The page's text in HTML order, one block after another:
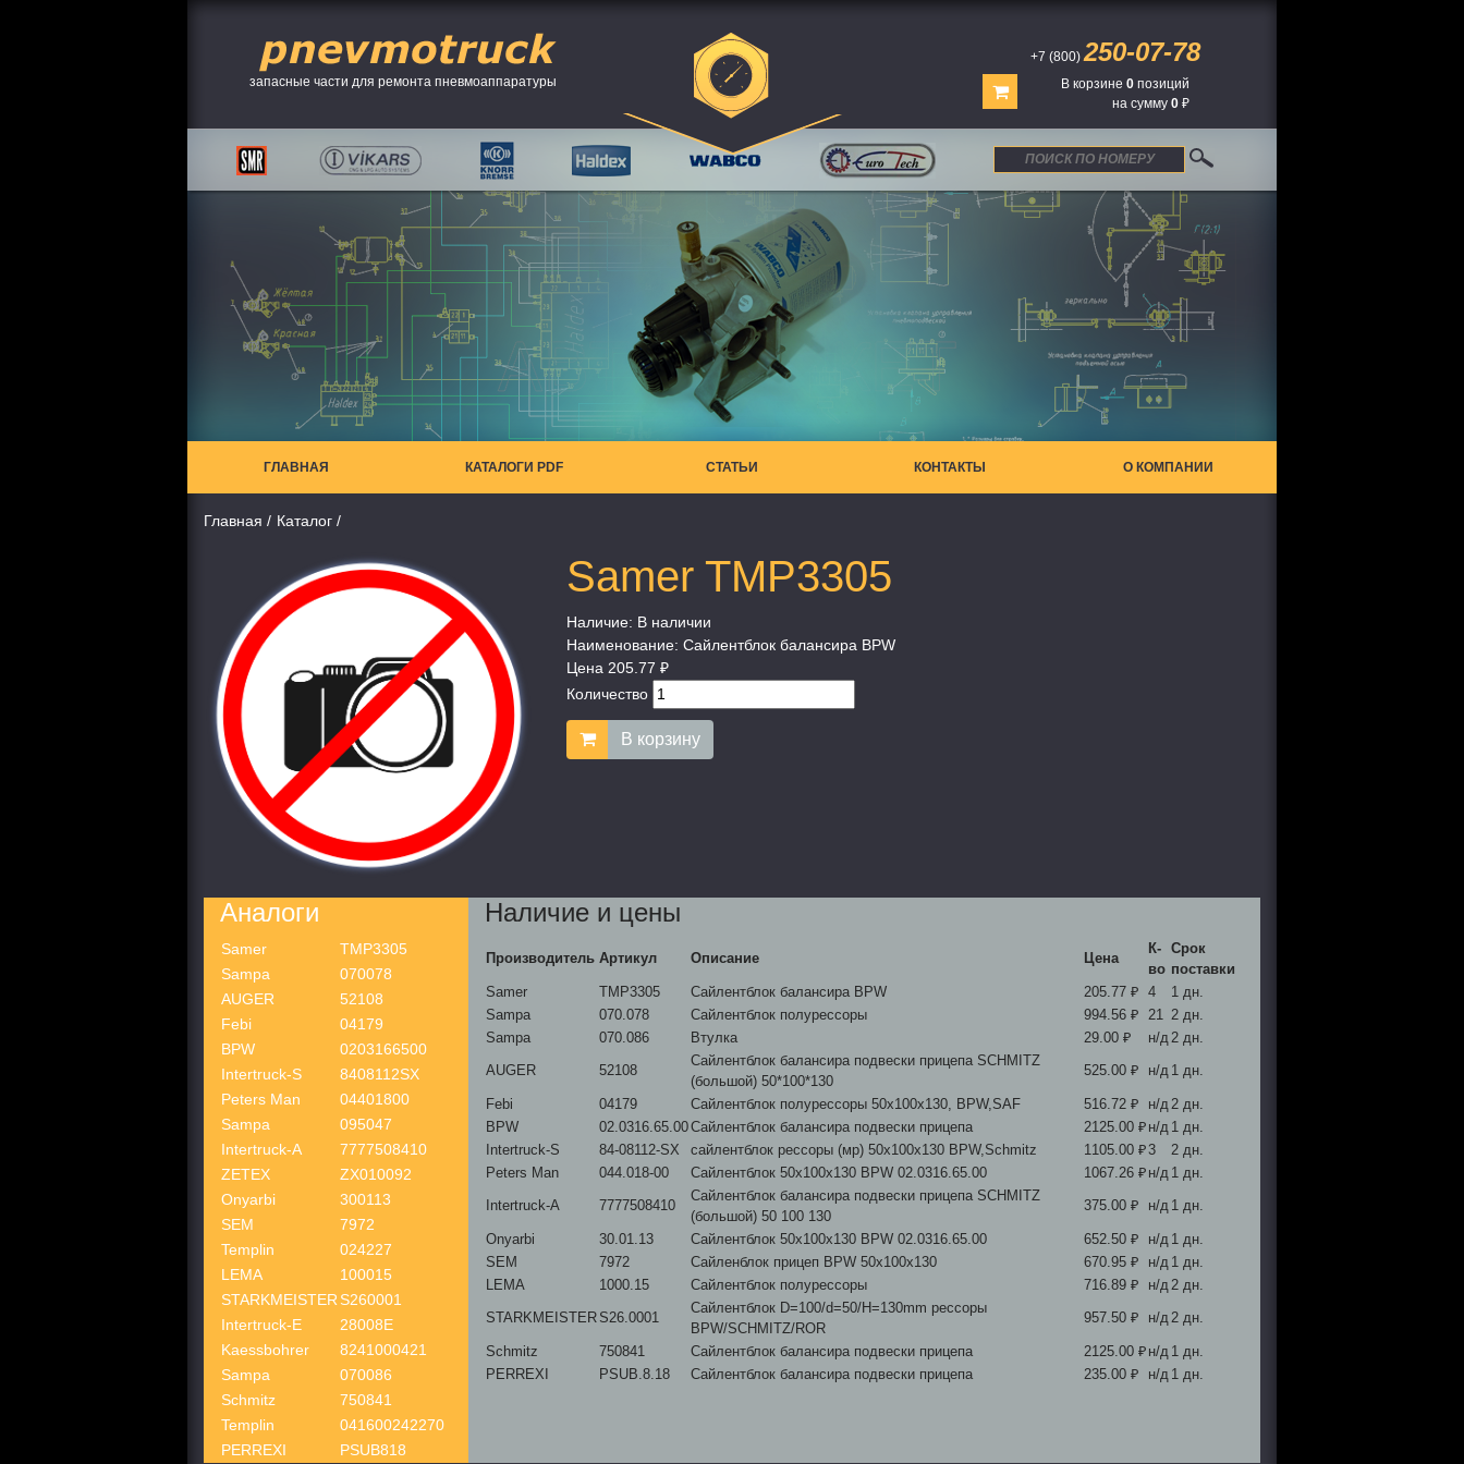
запасные части для ремонта пневмоаппаратуры
+7 (800)250-07-78
В корзине 0 позиций
на сумму 0 ₽
ГЛАВНАЯ КАТАЛОГИ PDF СТАТЬИ КОНТАКТЫ О КОМПАНИИ
Главная Каталог
Samer TMP3305
Наличие: В наличии
Наименование: Сайлентблок балансира BPW
Цена 205.77 ₽
Количество
В корзину
Аналоги
Samer
TMP3305
Sampa
070078
AUGER
52108
Febi
04179
BPW
0203166500
Intertruck-S
8408112SX
Peters Man
04401800
Sampa
095047
Intertruck-A
7777508410
ZETEX
ZX010092
Onyarbi
300113
SEM
7972
Templin
024227
LEMA
100015
STARKMEISTERS260001
Intertruck-E
28008E
Kaessbohrer
8241000421
Sampa
070086
Schmitz
750841
Templin
041600242270
PERREXI
PSUB818
Наличие и цены
Производитель Артикул Описание Цена
К-
во
Срок
поставки
Samer
TMP3305 Сайлентблок балансира BPW 205.77 ₽ 4
1 дн.
Sampa
070.078 Сайлентблок полурессоры 994.56 ₽ 21 2 дн.
Sampa
070.086 Втулка 29.00 ₽ н/д2 дн.
AUGER
52108
Сайлентблок балансира подвески прицепа SCHMITZ
(большой) 50*100*130
525.00 ₽ н/д 1 дн.
Febi 04179 Сайлентблок полурессоры 50x100x130, BPW,SAF 516.72 ₽ н/д2 дн.
BPW
02.0316.65.00Сайлентблок балансира подвески прицепа 2125.00 ₽ н/д 1 дн.
Intertruck-S
84-08112-SX сайлентблок рессоры (мр) 50x100x130 BPW,Schmitz 1105.00 ₽3
2 дн.
Peters Man
044.018-00 Сайлентблок 50х100х130 BPW 02.0316.65.00 1067.26 ₽ н/д 1 дн.
Intertruck-A
7777508410
Сайлентблок балансира подвески прицепа SCHMITZ
(большой) 50 100 130
375.00 ₽ н/д 1 дн.
Onyarbi 30.01.13 Сайлентблок 50х100х130 BPW 02.0316.65.00 652.50 ₽ н/д 1 дн.
SEM
7972 Сайленблок прицеп BPW 50x100x130 670.95 ₽ н/д 1 дн.
LEMA
1000.15 Сайлентблок полурессоры 716.89 ₽ н/д2 дн.
STARKMEISTER S26.0001
Сайлентблок D=100/d=50/H=130mm рессоры
BPW/SCHMITZ/ROR
957.50 ₽ н/д2 дн.
Schmitz 750841 Сайлентблок балансира подвески прицепа 2125.00 ₽ н/д 1 дн.
PERREXI
PSUB.8.18 Сайлентблок балансира подвески прицепа 235.00 ₽ н/д 1 дн.